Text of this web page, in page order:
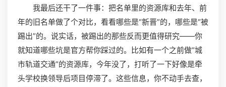
我最后还干了一件事：把名单里的资源库和去年、前
年的旧名单做了个对比，看看哪些是“新晋”的，哪些是“被
踢出”的。说实话，被踢出的那些反而更值得研究——你
就知道哪些坑是官方帮你踩过的。比如有一个之前做“城
市轨道交通”的资源库，今年没了，打听了一下好像是牵
头学校换领导后项目停滞了。这些信息，你不动手去查，